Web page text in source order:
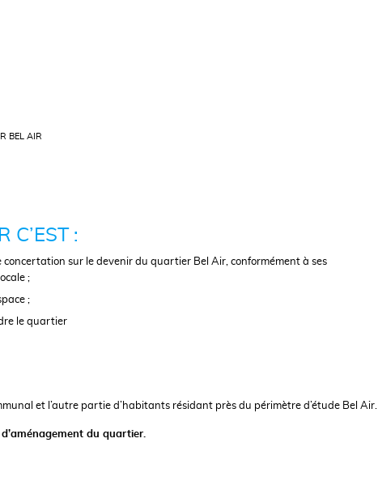
BEL AIR
C’EST :
sur le devenir du quartier Bel Air, conformément à ses
;
;
le quartier
et l’autre partie d’habitants résidant près du périmètre d’étude Bel Air.
du quartier.